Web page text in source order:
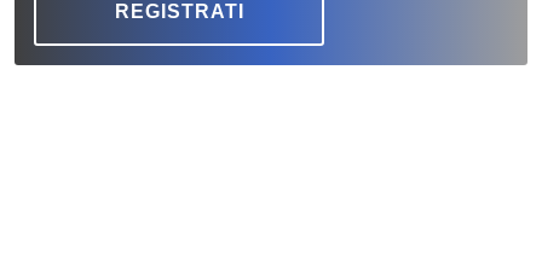
REGISTRATI